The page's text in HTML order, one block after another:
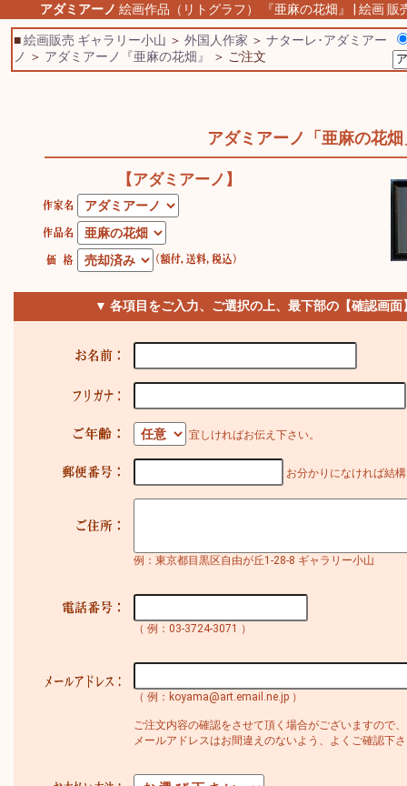
アダミアーノ 絵画作品（リトグラフ） 『亜麻の花畑』 | 絵画 販
■絵画販売 ギャラリー小山 ＞ 外国人作家 ＞ ナターレ･アダミアー
ノ ＞ アダミアーノ『亜麻の花畑』 ＞ ご注文
アダミアーノ「亜麻の花畑
【アダミアーノ】
▼ 各項目をご入力、ご選択の上、最下部の【確認画
宜しければお伝え下さい。
お分かりになければ結
例：東京都目黒区自由が丘1-28-8 ギャラリー小山
（ 例：03-3724-3071 ）
（ 例：koyama@art.email.ne.jp ）
ご注文内容の確認をさせて頂く場合がございますので、
メールアドレスはお間違えのないよう、よくご確認下